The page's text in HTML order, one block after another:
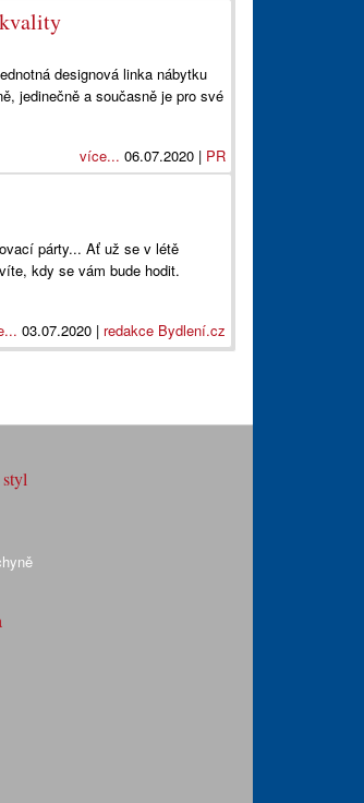
designová linka nábytku
jedinečně a současně je pro své
více... 06.07.2020 | PR
párty... Ať už se v létě
kdy se vám bude hodit.
03.07.2020 | redakce Bydlení.cz